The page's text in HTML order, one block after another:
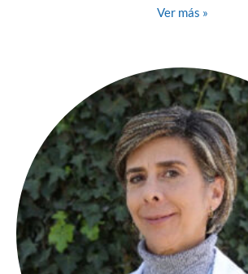
Ver más »